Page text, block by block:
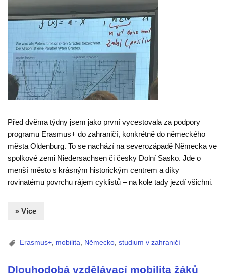
Před dvěma týdny jsem jako první vycestovala za podpory
programu Erasmus+ do zahraničí, konkrétně do německého
města Oldenburg. To se nachází na severozápadě Německa ve
spolkové zemi Niedersachsen či česky Dolní Sasko. Jde o
menší město s krásným historickým centrem a díky
rovinatému povrchu rájem cyklistů – na kole tady jezdí všichni.
» Více
Erasmus+ mobilita Německo ,studium v zahraničí
Dlouhodobá vzdělávací mobilita žáků